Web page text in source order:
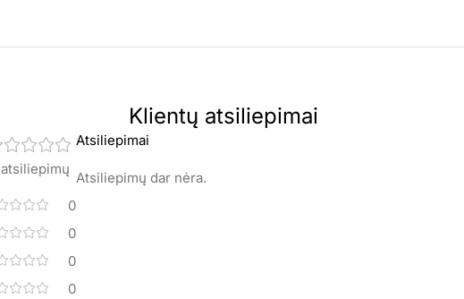
Klientų atsiliepimai
0
0
0
0
Atsiliepimai
Atsiliepimų dar nėra.